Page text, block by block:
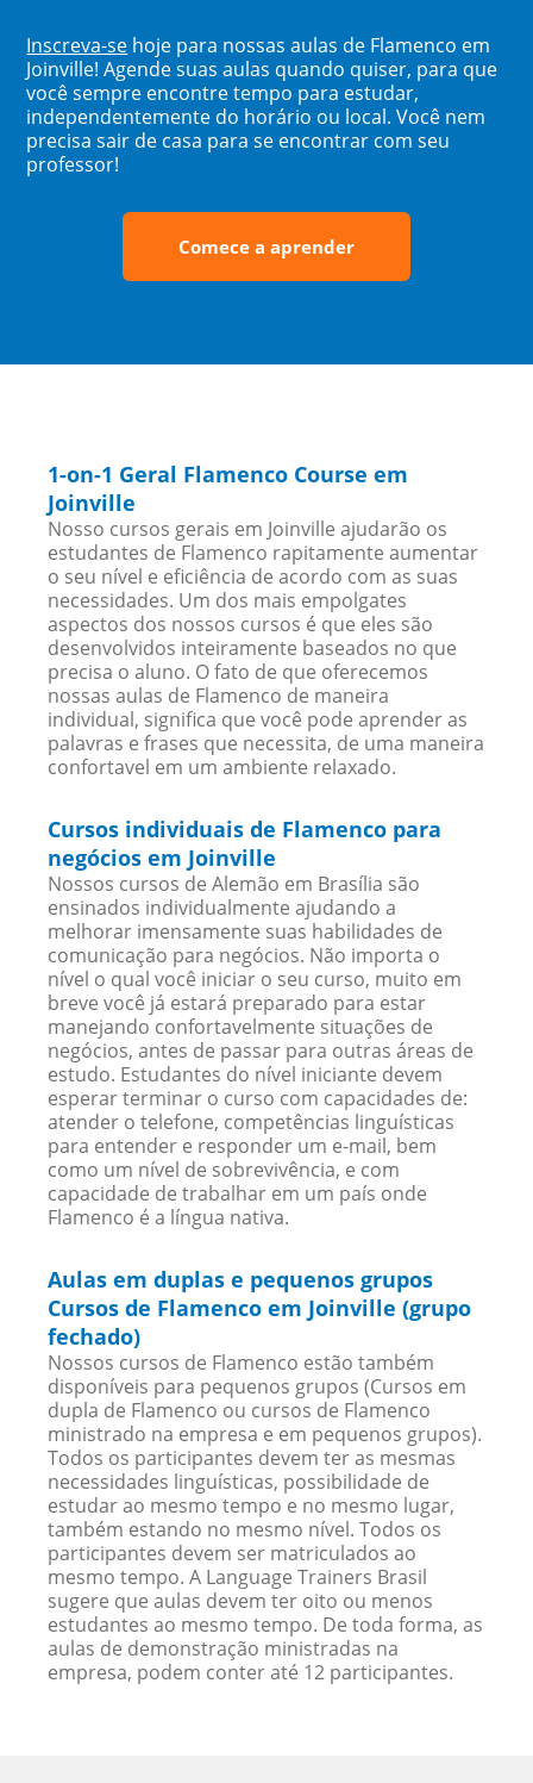
Inscreva-se hoje para nossas aulas de Flamenco em
Joinville! Agende suas aulas quando quiser, para que
você sempre encontre tempo para estudar,
independentemente do horário ou local. Você nem
precisa sair de casa para se encontrar com seu
professor!
Comece a aprender
1-on-1 Geral Flamenco Course em
Joinville
Nosso cursos gerais em Joinville ajudarão os
estudantes de Flamenco rapitamente aumentar
o seu nível e eficiência de acordo com as suas
necessidades. Um dos mais empolgates
aspectos dos nossos cursos é que eles são
desenvolvidos inteiramente baseados no que
precisa o aluno. O fato de que oferecemos
nossas aulas de Flamenco de maneira
individual, significa que você pode aprender as
palavras e frases que necessita, de uma maneira
confortavel em um ambiente relaxado.
Cursos individuais de Flamenco para
negócios em Joinville
Nossos cursos de Alemão em Brasília são
ensinados individualmente ajudando a
melhorar imensamente suas habilidades de
comunicação para negócios. Não importa o
nível o qual você iniciar o seu curso, muito em
breve você já estará preparado para estar
manejando confortavelmente situações de
negócios, antes de passar para outras áreas de
estudo. Estudantes do nível iniciante devem
esperar terminar o curso com capacidades de:
atender o telefone, competências linguísticas
para entender e responder um e-mail, bem
como um nível de sobrevivência, e com
capacidade de trabalhar em um país onde
Flamenco é a língua nativa.
Aulas em duplas e pequenos grupos
Cursos de Flamenco em Joinville (grupo
fechado)
Nossos cursos de Flamenco estão também
disponíveis para pequenos grupos (Cursos em
dupla de Flamenco ou cursos de Flamenco
ministrado na empresa e em pequenos grupos).
Todos os participantes devem ter as mesmas
necessidades linguísticas, possibilidade de
estudar ao mesmo tempo e no mesmo lugar,
também estando no mesmo nível. Todos os
participantes devem ser matriculados ao
mesmo tempo. A Language Trainers Brasil
sugere que aulas devem ter oito ou menos
estudantes ao mesmo tempo. De toda forma, as
aulas de demonstração ministradas na
empresa, podem conter até 12 participantes.